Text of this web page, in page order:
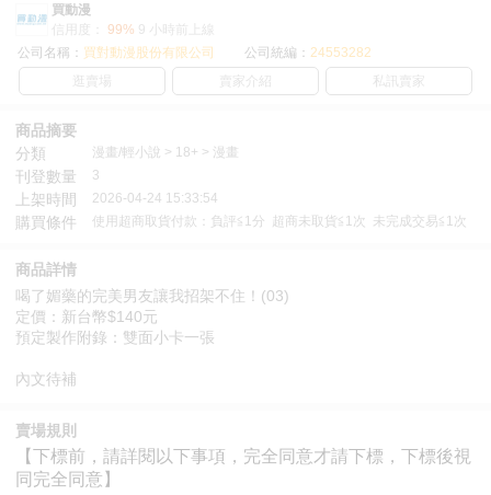
買動漫
信用度：
99% 9 小時前上線
公司名稱： 買對動漫股份有限公司 公司統編： 24553282
逛賣場
賣家介紹 私訊賣家
商品摘要
分類
漫畫/輕小說 > 18+ > 漫畫
刊登數量 3
上架時間 2026-04-24 15:33:54
購買條件 使用超商取貨付款：負評≦1分 超商未取貨≦1次 未完成交易≦1次
商品詳情
喝了媚藥的完美男友讓我招架不住！(03)
定價：新台幣$140元
預定製作附錄：雙面小卡一張
內文待補
賣場規則